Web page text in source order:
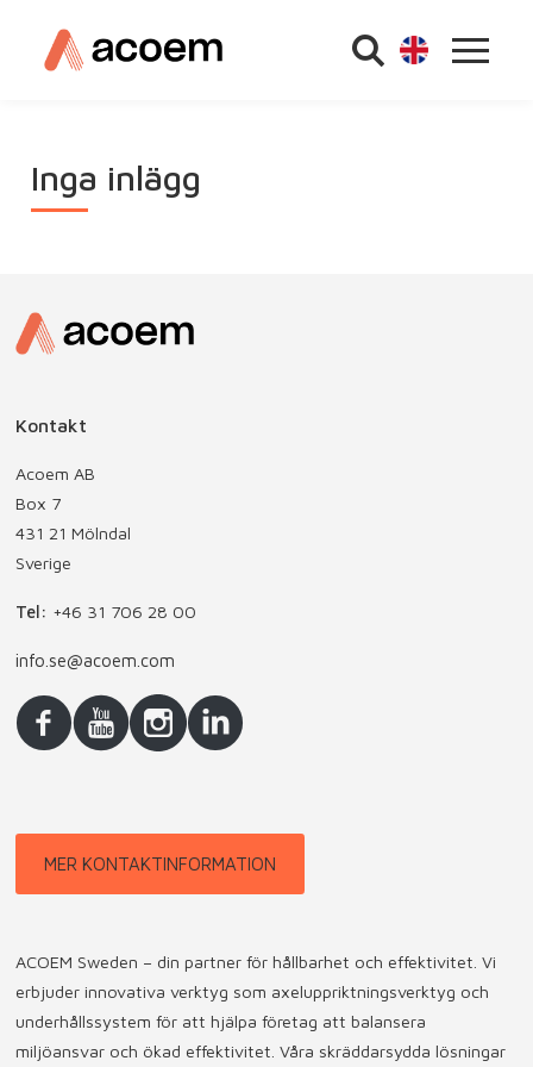
Inga inlägg
Kontakt
Acoem AB
Box 7
431 21 Mölndal
Sverige
Tel: +46 31 706 28 00
info.se@acoem.com
MER KONTAKTINFORMATION
ACOEM Sweden – din partner för hållbarhet och effektivitet. Vi
erbjuder innovativa verktyg som axeluppriktningsverktyg och
underhållssystem för att hjälpa företag att balansera
miljöansvar och ökad effektivitet. Våra skräddarsydda lösningar